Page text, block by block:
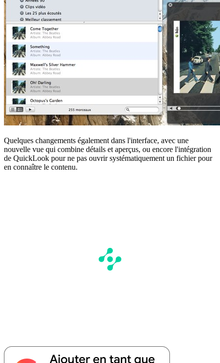
Quelques changements également dans l'interface, avec une
nouvelle vue qui combine détails et aperçus, ou encore l'intégration
de QuickLook pour ne pas ouvrir systématiquement un fichier pour
en connaître le contenu.